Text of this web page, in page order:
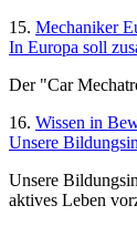
15. Mechaniker
In Europa soll
Der "Car
16. Wissen in
Unsere
Unsere
aktives Leben